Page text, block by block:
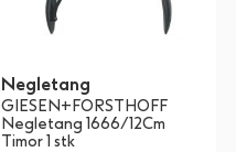
Negletang
GIESEN+FORSTHOFF
Negletang 1666/12Cm
Timor 1 stk